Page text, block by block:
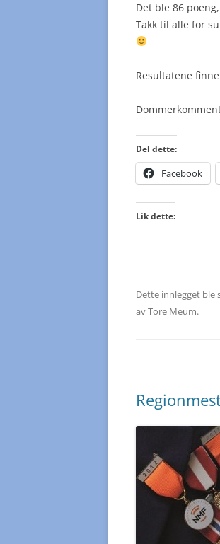
Det ble 86
Takk til alle for
Resultatene
Del dette:
Facebook
Lik dette:
Dette innlegget ble
avTore Meum.